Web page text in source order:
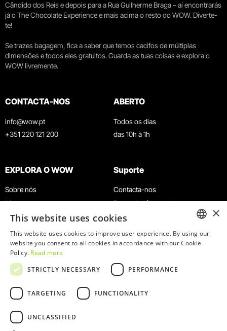
Cândido dos Reis e depois para a Rua Guilherme Braga – aí encontrarás
já o The Chocolate Experience e mais acima o resto do WOW. Diverte-
te!
Se trazes bagagem, fica a saber que temos cacifos de múltiplas
dimensões e todos eles gratuitos. Guarda as tuas coisas e explora o
WOW livremente.
CONTACTA-NOS
info@wow.pt
+351 220 121 200
ABERTO
Todos os dias
das 10h à 1h
EXPLORA O WOW
Sobre nós
Museus
Agenda
Notícias
Restaurantes
Cartão WOW
Grupos e Eventos
Serviço Educativo
Suporte
Contacta-nos
Perguntas frequentes
Termos e Condições
Política de privacidade e cookies
Trabalha connosco
Livro de reclamações
ENGLISH
×
This website uses cookies
This website uses cookies to improve user experience. By using our
website you consent to all cookies in accordance with our Cookie
Policy. Read more
STRICTLY NECESSARY
PERFORMANCE
TARGETING FUNCTIONALITY
UNCLASSIFIED